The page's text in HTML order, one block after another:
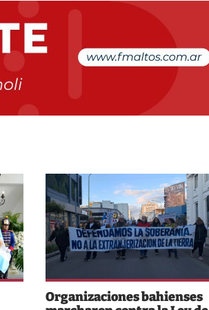
Organizaciones bahienses